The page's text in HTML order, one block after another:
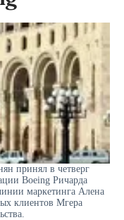
принял в четверг
Boeing Ричарда
маркетинга Алена
клиентов Мгера